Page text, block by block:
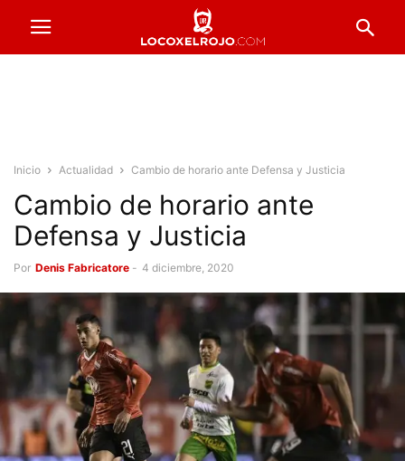
Inicio Actualidad Cambio de horario ante Defensa y Justicia
Cambio de horario ante
Defensa y Justicia
Por Denis Fabricatore - 4 diciembre, 2020